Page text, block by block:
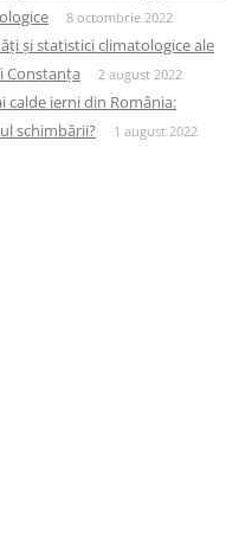
8 octombrie 2022
și statistici climatologice ale
Constanța
2 august 2022
calde ierni din România:
schimbării?
1 august 2022